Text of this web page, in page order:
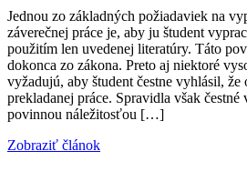
Jednou zo základných požiadaviek na
záverečnej práce je, aby ju študent
použitím len uvedenej literatúry. Táto
dokonca zo zákona. Preto aj niektoré
vyžadujú, aby študent čestne vyhlásil, že
prekladanej práce. Spravidla však
povinnou náležitosťou […]
Zobraziť článok